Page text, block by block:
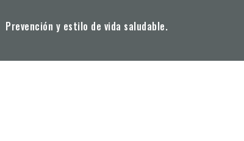
Prevención y estilo de vida saludable.